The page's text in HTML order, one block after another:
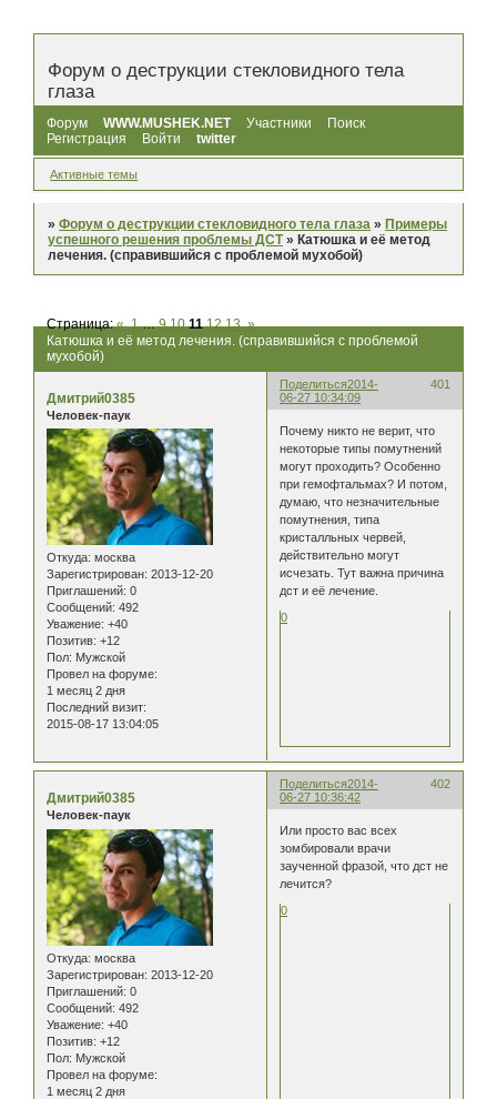
Форум о деструкции стекловидного тела
глаза
Форум WWW.MUSHEK.NET Участники
Поиск
Регистрация
Войти twitter
Активные темы
»Форум о деструкции стекловидного тела глаза »Примеры
успешного решения проблемы ДСТ »Катюшка и её метод
лечения. (справившийся с проблемой мухобой)
Катюшка и её метод лечения. (справившийся с проблемой
мухобой)
Страница:« 1 … 9 10 11 12 13 »
Поделиться 401
2014-
06-27 10:34:09
Дмитрий0385
Человек-паук
Откуда: москва
Зарегистрирован: 2013-12-20
Приглашений: 0
Сообщений: 492
Уважение: +40
Позитив: +12
Пол: Мужской
Провел на форуме:
1 месяц 2 дня
Последний визит:
2015-08-17 13:04:05
Почему никто не верит, что
некоторые типы помутнений
могут проходить? Особенно
при гемофтальмах? И потом,
думаю, что незначительные
помутнения, типа
кристалльных червей,
действительно могут
исчезать. Тут важна причина
дст и её лечение.
0
Поделиться 402
2014-
06-27 10:36:42
Дмитрий0385
Человек-паук
Откуда: москва
Зарегистрирован: 2013-12-20
Приглашений: 0
Сообщений: 492
Уважение: +40
Позитив: +12
Пол: Мужской
Провел на форуме:
1 месяц 2 дня
Или просто вас всех
зомбировали врачи
заученной фразой, что дст не
лечится?
0